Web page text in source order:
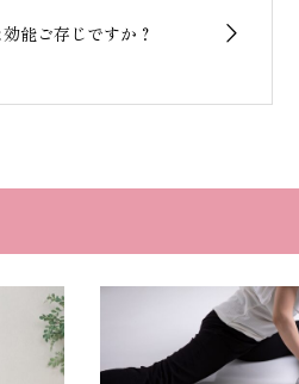
能ご存じですか？